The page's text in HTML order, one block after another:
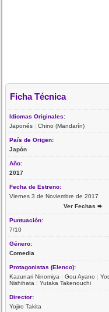
Ficha Técnica
Idiomas Originales:
Japonés |Chino (Mandarín)
País de Origen:
Japón
Año:
2017
Fecha de Estreno:
Viernes 3 de Noviembre de 2017
Ver Fechas ➨
Puntuación:
7/10
Género:
Comedia
Protagonistas (Elenco):
Kazunari Ninomiya |Gou Ayano |
Nishihata |Yutaka Takenouchi
Director:
Yojiro Takita